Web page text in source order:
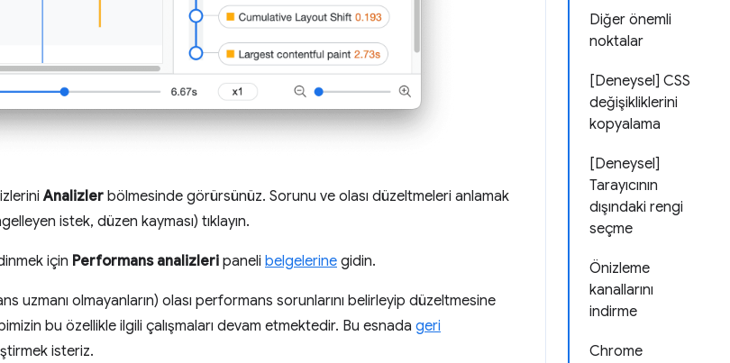
Diğer önemli
noktalar
[Deneysel] CSS
değişikliklerini
kopyalama
[Deneysel]
Tarayıcının
dışındaki rengi
seçme
Önizleme
kanallarını
indirme
Chrome
Analizler bölmesinde görürsünüz. Sorunu ve olası düzeltmeleri anlamak
istek, düzen kayması) tıklayın.
için Performans analizleri paneli belgelerine gidin.
uzmanı olmayanların) olası performans sorunlarını belirleyip düzeltmesine
bu özellikle ilgili çalışmaları devam etmektedir. Bu esnada geri
isteriz.